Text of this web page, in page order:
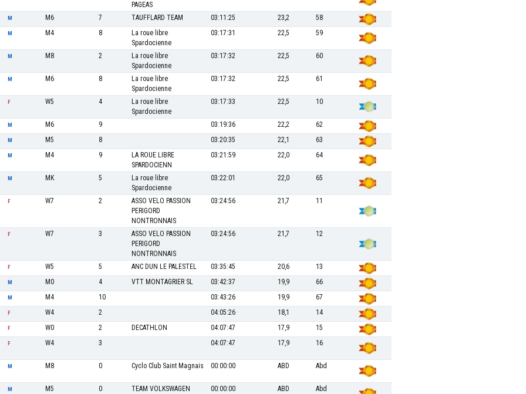
PAGEAS
M M6 7 TAUFFLARD TEAM 03:11:25 23,2 58
M M4 8
La roue libre
Spardocienne
03:17:31 22,5 59
M M8 2
La roue libre
Spardocienne
03:17:32 22,5 60
M M6 8
La roue libre
Spardocienne
03:17:32 22,5 61
F W5 4
La roue libre
Spardocienne
03:17:33 22,5 10
M M6 9 03:19:36 22,2 62
M M5 8 03:20:35 22,1 63
M M4 9
LA ROUE LIBRE
SPARDOCIENN
03:21:59 22,0 64
M MK 5
La roue libre
Spardocienne
03:22:01 22,0 65
F W7 2
ASSO VELO PASSION
PERIGORD
NONTRONNAIS
03:24:56 21,7 11
F W7 3
ASSO VELO PASSION
PERIGORD
NONTRONNAIS
03:24:56 21,7 12
F W5 5 ANC DUN LE PALESTEL 03:35:45 20,6 13
M M0 4 VTT MONTAGRIER SL 03:42:37 19,9 66
M M4 10 03:43:26 19,9 67
F W4 2 04:05:26 18,1 14
F W0 2 DECATHLON 04:07:47 17,9 15
F W4 3 04:07:47 17,9 16
M M8 0 Cyclo Club Saint Magnais 00:00:00 ABD Abd
M M5 0
TEAM VOLKSWAGEN
00:00:00 ABD Abd